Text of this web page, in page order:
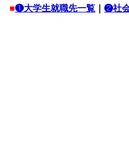
■❶大学生就職先一覧 ｜❷社